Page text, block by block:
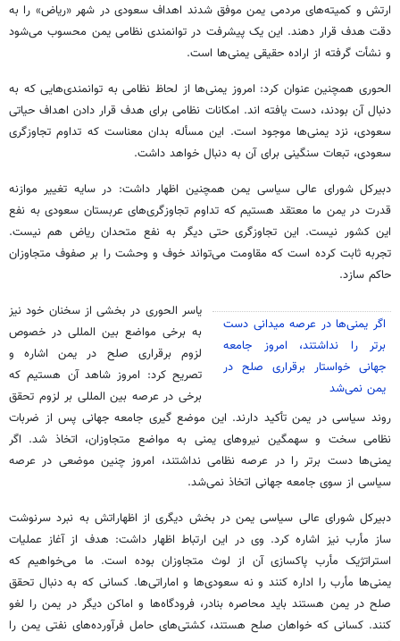
ارتش و کمیته‌های مردمی یمن موفق شدند اهداف سعودی در شهر «ریاض» را به
دقت هدف قرار دهند. این یک پیشرفت در توانمندی نظامی یمن محسوب می‌شود
و نشأت گرفته از اراده حقیقی یمنی‌ها است.
الحوری همچنین عنوان کرد: امروز یمنی‌ها از لحاظ نظامی به توانمندی‌هایی که به
دنبال آن بودند، دست یافته اند. امکانات نظامی برای هدف قرار دادن اهداف حیاتی
سعودی، نزد یمنی‌ها موجود است. این مسأله بدان معناست که تداوم تجاوزگری
سعودی، تبعات سنگینی برای آن به دنبال خواهد داشت.
دبیرکل شورای عالی سیاسی یمن همچنین اظهار داشت: در سایه تغییر موازنه
قدرت در یمن ما معتقد هستیم که تداوم تجاوزگری‌های عربستان سعودی به نفع
این کشور نیست. این تجاوزگری حتی دیگر به نفع متحدان ریاض هم نیست.
تجربه ثابت کرده است که مقاومت می‌تواند خوف و وحشت را بر صفوف متجاوزان
حاکم سازد.
اگر یمنی‌ها در عرصه میدانی دست
برتر را نداشتند، امروز جامعه
جهانی خواستار برقراری صلح در
یمن نمی‌شد
یاسر الحوری در بخشی از سخنان خود نیز
به برخی مواضع بین المللی در خصوص
لزوم برقراری صلح در یمن اشاره و
تصریح کرد: امروز شاهد آن هستیم که
برخی در عرصه بین المللی بر لزوم تحقق
روند سیاسی در یمن تأکید دارند. این موضع گیری جامعه جهانی پس از ضربات
نظامی سخت و سهمگین نیروهای یمنی به مواضع متجاوزان، اتخاذ شد. اگر
یمنی‌ها دست برتر را در عرصه نظامی نداشتند، امروز چنین موضعی در عرصه
سیاسی از سوی جامعه جهانی اتخاذ نمی‌شد.
دبیرکل شورای عالی سیاسی یمن در بخش دیگری از اظهاراتش به نبرد سرنوشت
ساز مأرب نیز اشاره کرد. وی در این ارتباط اظهار داشت: هدف از آغاز عملیات
استراتژیک مأرب پاکسازی آن از لوث متجاوزان بوده است. ما می‌خواهیم که
یمنی‌ها مأرب را اداره کنند و نه سعودی‌ها و اماراتی‌ها. کسانی که به دنبال تحقق
صلح در یمن هستند باید محاصره بنادر، فرودگاه‌ها و اماکن دیگر در یمن را لغو
کنند. کسانی که خواهان صلح هستند، کشتی‌های حامل فرآورده‌های نفتی یمن را